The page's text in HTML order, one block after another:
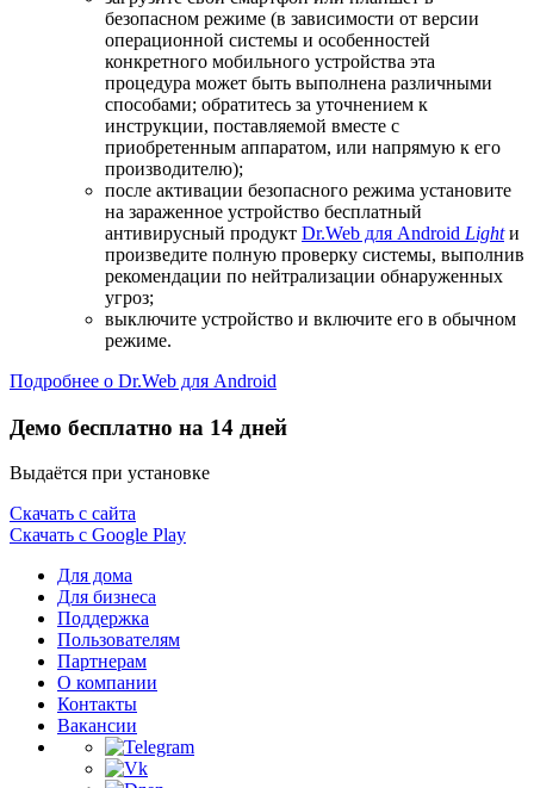
безопасном режиме (в зависимости от версии
операционной системы и особенностей
конкретного мобильного устройства эта
процедура может быть выполнена различными
способами; обратитесь за уточнением к
инструкции, поставляемой вместе с
приобретенным аппаратом, или напрямую к его
производителю);
после активации безопасного режима установите
на зараженное устройство бесплатный
антивирусный продукт Dr.Web для Android Lightи
произведите полную проверку системы, выполнив
рекомендации по нейтрализации обнаруженных
угроз;
выключите устройство и включите его в обычном
режиме.
Подробнее о Dr.Web для Android
Демо бесплатно на 14 дней
Выдаётся при установке
Скачать с сайта
Скачать с Google Play
Для дома
Для бизнеса
Поддержка
Пользователям
Партнерам
О компании
Контакты
Вакансии